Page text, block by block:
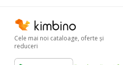
Cele mai noi cataloage, oferte şi
reduceri